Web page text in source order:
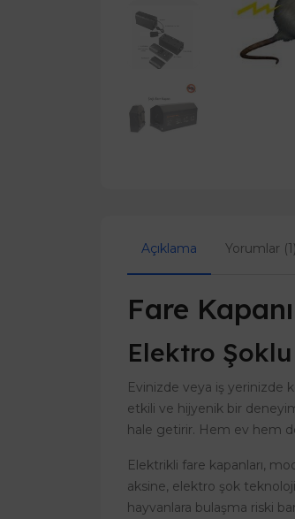
Açıklama Yorumlar (1)
Fare Kapanı
Elektro
Evinizde veya iş yerinizde
etkili ve hijyenik bir
hale getirir. Hem ev hem
Elektrikli fare kapanları,
aksine, elektro şok
hayvanlara bulaşma riski